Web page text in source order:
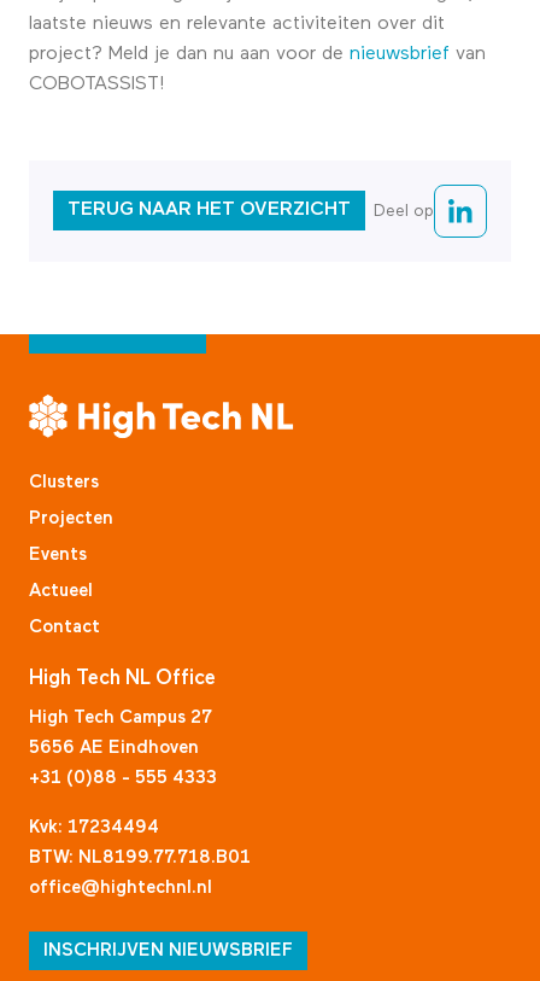
laatste nieuws en relevante activiteiten over dit
project? Meld je dan nu aan voor de nieuwsbrief van
COBOTASSIST!
TERUG NAAR HET OVERZICHT Deel op
Clusters
Projecten
Events
Actueel
Contact
High Tech NL Office
High Tech Campus 27
5656 AE Eindhoven
+31 (0)88 - 555 4333
Kvk: 17234494
BTW: NL8199.77.718.B01
office@hightechnl.nl
INSCHRIJVEN NIEUWSBRIEF